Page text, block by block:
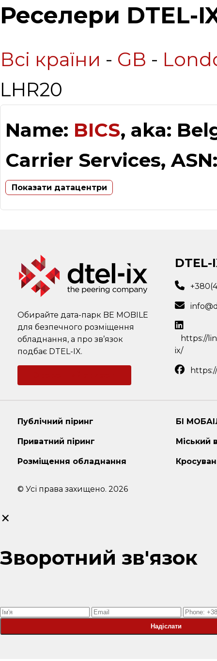
Реселери DTEL-
Всі країни - GB -
LHR20
Name: BICS, aka:
Carrier Services,
Показати датацентри
Обирайте дата-парк BE MOBILE
для безпечного розміщення
обладнання, а про зв’язок
подбає DTEL-IX.
DTEL-
https://
ix/
Публічний піринг
Приватний піринг
Розміщення обладнання
БІ
Міський
© Усі права захищено. 2026
×
Зворотний зв'язок
Надіслати